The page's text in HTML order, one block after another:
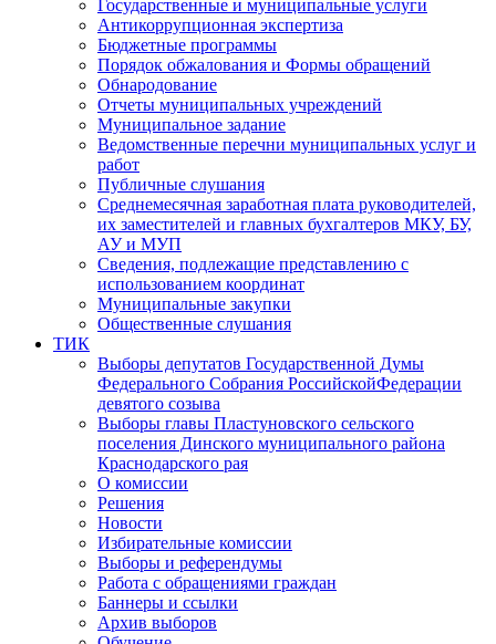
Государственные и муниципальные услуги
Антикоррупционная экспертиза
Бюджетные программы
Порядок обжалования и Формы обращений
Обнародование
Отчеты муниципальных учреждений
Муниципальное задание
Ведомственные перечни муниципальных услуг и
работ
Публичные слушания
Среднемесячная заработная плата руководителей,
их заместителей и главных бухгалтеров МКУ, БУ,
АУ и МУП
Сведения, подлежащие представлению с
использованием координат
Муниципальные закупки
Общественные слушания
ТИК
Выборы депутатов Государственной Думы
Федерального Собрания РоссийскойФедерации
девятого созыва
Выборы главы Пластуновского сельского
поселения Динского муниципального района
Краснодарского рая
О комиссии
Решения
Новости
Избирательные комиссии
Выборы и референдумы
Работа с обращениями граждан
Баннеры и ссылки
Архив выборов